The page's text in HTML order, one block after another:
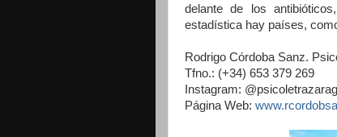
delante de los
estadística hay países,
Rodrigo Córdoba Sanz.
Tfno.: (+34) 653 379 269
Instagram:
Página Web: